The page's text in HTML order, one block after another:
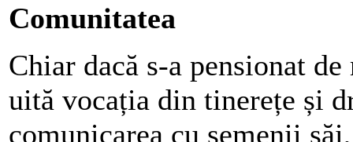
Comunitatea
Chiar dacă s-a pensionat
uită vocația din tinerețe și
comunicarea cu semenii